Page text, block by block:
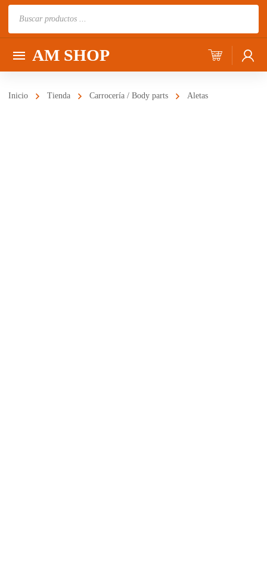
AM SHOP
Inicio Tienda Carrocería / Body parts Aletas